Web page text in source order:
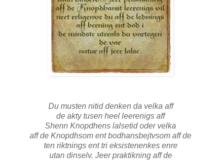
Du musten nitid denken da velka aff
de akty tusen heel leerenigs aff
Shenn Knopdhens lalsetid oder velka
aff de Knopdhsom ent bodhansbejtvsom aff de
ten riktnings ent tri eksistenenkes enre
utan dinselv. Jeer praktikning aff de